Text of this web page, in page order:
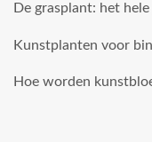
De grasplant: het
Kunstplanten voor
Hoe worden